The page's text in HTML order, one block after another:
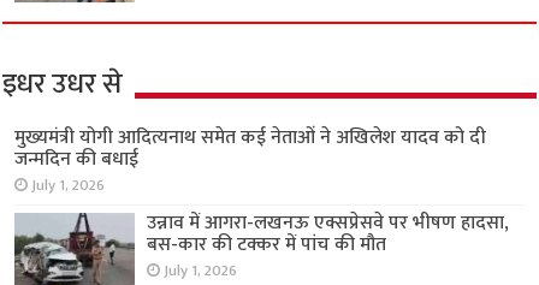
इधर उधर से
मुख्यमंत्री योगी आदित्यनाथ समेत कई नेताओं ने अखिलेश यादव को दी
जन्मदिन की बधाई
July 1, 2026
उन्नाव में आगरा-लखनऊ एक्सप्रेसवे पर भीषण हादसा,
बस-कार की टक्कर में पांच की मौत
July 1, 2026